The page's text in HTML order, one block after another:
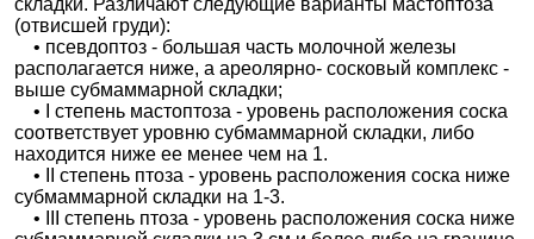
складки. Различают следующие варианты мастоптоза
(отвисшей груди):
• псевдоптоз - большая часть молочной железы
располагается ниже, а ареолярно- сосковый комплекс -
выше субмаммарной складки;
• I степень мастоптоза - уровень расположения соска
соответствует уровню субмаммарной складки, либо
находится ниже ее менее чем на 1.
• II степень птоза - уровень расположения соска ниже
субмаммарной складки на 1-3.
• III степень птоза - уровень расположения соска ниже